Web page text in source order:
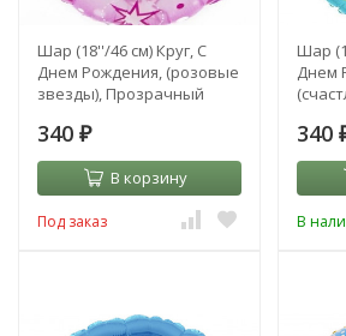
Шар (18''/46 см) Круг, С
Днем Рождения, (розовые
звезды), Прозрачный
340 ₽
В корзину
Под заказ
Шар
Днем
340
В